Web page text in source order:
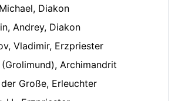
Diakon
Andrey, Diakon
Vladimir, Erzpriester
(Grolimund), Archimandrit
Große, Erleuchter